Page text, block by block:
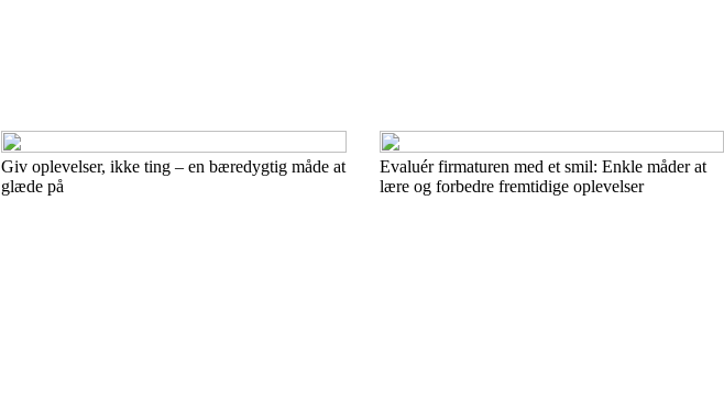
Giv oplevelser, ikke ting – en bæredygtig måde at
glæde på
Evaluér firmaturen med et smil: Enkle måder at
lære og forbedre fremtidige oplevelser